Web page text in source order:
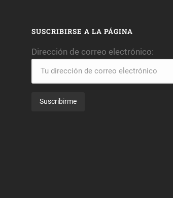
SUSCRIBIRSE A LA PÁGINA
Dirección de correo electrónico: